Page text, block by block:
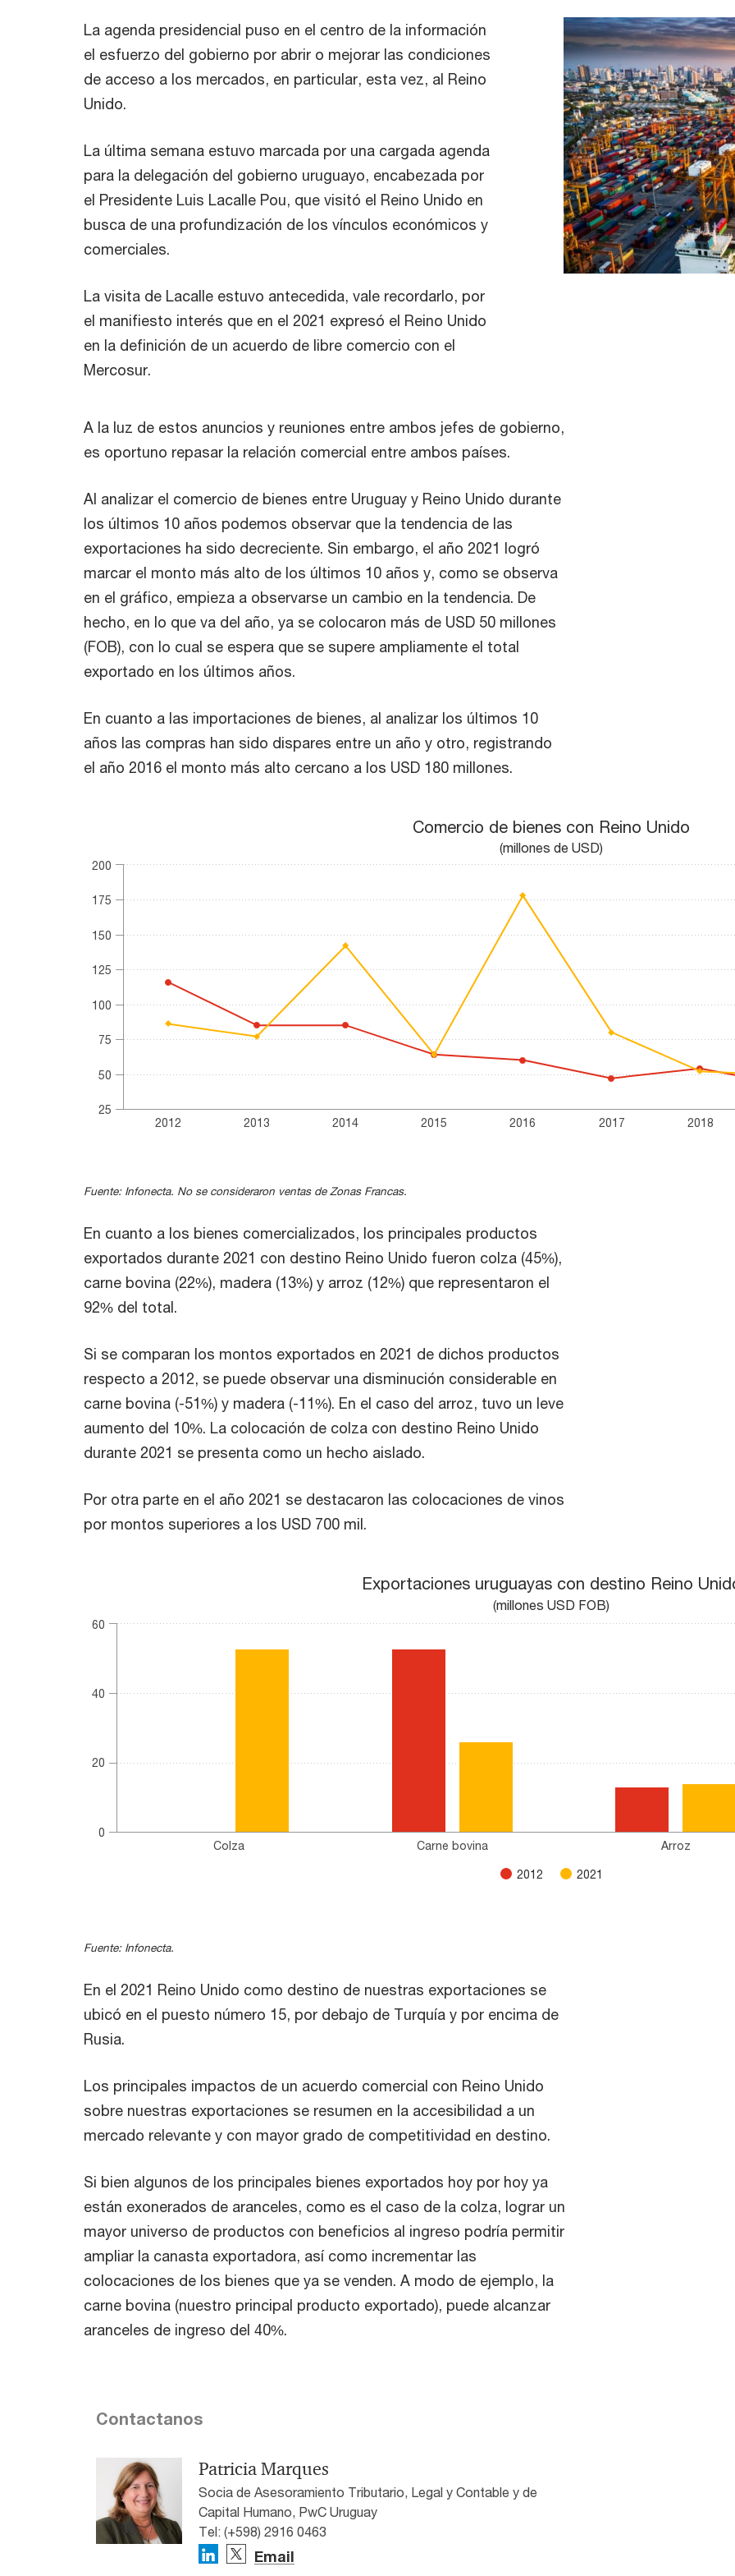
La agenda presidencial puso en el centro de la información
el esfuerzo del gobierno por abrir o mejorar las condiciones
de acceso a los mercados, en particular, esta vez, al Reino
Unido.
La última semana estuvo marcada por una cargada agenda
para la delegación del gobierno uruguayo, encabezada por
el Presidente Luis Lacalle Pou, que visitó el Reino Unido en
busca de una profundización de los vínculos económicos y
comerciales.
La visita de Lacalle estuvo antecedida, vale recordarlo, por
el manifiesto interés que en el 2021 expresó el Reino Unido
en la definición de un acuerdo de libre comercio con el
Mercosur.
A la luz de estos anuncios y reuniones entre ambos jefes de gobierno,
es oportuno repasar la relación comercial entre ambos países.
Al analizar el comercio de bienes entre Uruguay y Reino Unido durante
los últimos 10 años podemos observar que la tendencia de las
exportaciones ha sido decreciente. Sin embargo, el año 2021 logró
marcar el monto más alto de los últimos 10 años y, como se observa
en el gráfico, empieza a observarse un cambio en la tendencia. De
hecho, en lo que va del año, ya se colocaron más de USD 50 millones
(FOB), con lo cual se espera que se supere ampliamente el total
exportado en los últimos años.
En cuanto a las importaciones de bienes, al analizar los últimos 10
años las compras han sido dispares entre un año y otro, registrando
el año 2016 el monto más alto cercano a los USD 180 millones.
(millones de USD)
The chart has 1 X axis displaying categories.
Comercio de bienes con Reino Unido
(millones de USD)
2012 2013 2014 2015 2016 2017 2018
25
50
75
100
125
150
175
200
Fuente: Infonecta. No se consideraron ventas de Zonas Francas.
En cuanto a los bienes comercializados, los principales productos
exportados durante 2021 con destino Reino Unido fueron colza (45%),
carne bovina (22%), madera (13%) y arroz (12%) que representaron el
92% del total.
Si se comparan los montos exportados en 2021 de dichos productos
respecto a 2012, se puede observar una disminución considerable en
carne bovina (-51%) y madera (-11%). En el caso del arroz, tuvo un leve
aumento del 10%. La colocación de colza con destino Reino Unido
durante 2021 se presenta como un hecho aislado.
Por otra parte en el año 2021 se destacaron las colocaciones de vinos
por montos superiores a los USD 700 mil.
Exportaciones uruguayas con destino Reino Unido
(millones USD FOB)
The chart has 1 X axis displaying categories.
Exportaciones uruguayas con destino Reino
(millones USD FOB)
2012 2021
Colza Carne bovina Arroz
0
20
40
60
Fuente: Infonecta.
En el 2021 Reino Unido como destino de nuestras exportaciones se
ubicó en el puesto número 15, por debajo de Turquía y por encima de
Rusia.
Los principales impactos de un acuerdo comercial con Reino Unido
sobre nuestras exportaciones se resumen en la accesibilidad a un
mercado relevante y con mayor grado de competitividad en destino.
Si bien algunos de los principales bienes exportados hoy por hoy ya
están exonerados de aranceles, como es el caso de la colza, lograr un
mayor universo de productos con beneficios al ingreso podría permitir
ampliar la canasta exportadora, así como incrementar las
colocaciones de los bienes que ya se venden. A modo de ejemplo, la
carne bovina (nuestro principal producto exportado), puede alcanzar
aranceles de ingreso del 40%.
Contactanos
Patricia Marques
Socia de Asesoramiento Tributario, Legal y Contable y de
Capital Humano, PwC Uruguay
Tel: (+598) 2916 0463
Email